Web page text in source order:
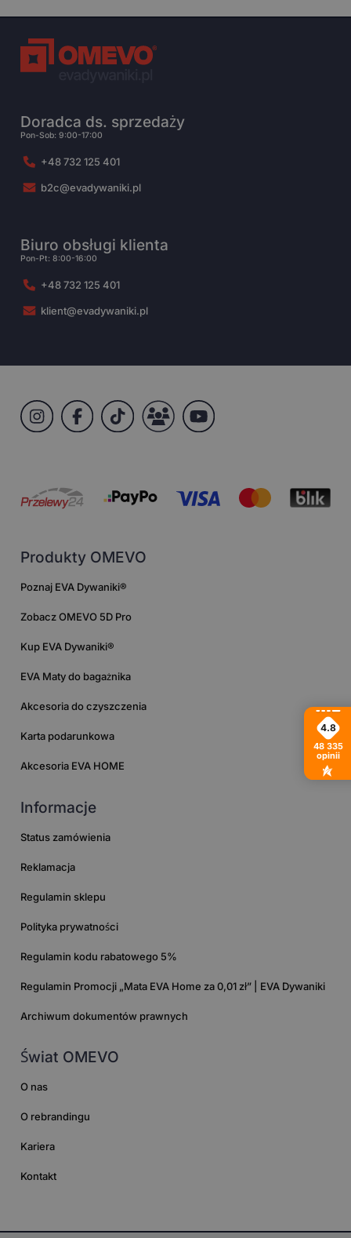
Doradca ds. sprzedaży
Pon-Sob: 9:00-17:00
+48 732 125 401
b2c@evadywaniki.pl
Biuro obsługi klienta
Pon-Pt: 8:00-16:00
+48 732 125 401
klient@evadywaniki.pl
Produkty OMEVO
Poznaj EVA Dywaniki®
Zobacz OMEVO 5D Pro
Kup EVA Dywaniki®
EVA Maty do bagażnika
Akcesoria do czyszczenia
Karta podarunkowa
Akcesoria EVA HOME
Informacje
Status zamówienia
Reklamacja
Regulamin sklepu
Polityka prywatności
Regulamin kodu rabatowego 5%
Regulamin Promocji „Mata EVA Home za 0,01 zł” | EVA Dywaniki
Archiwum dokumentów prawnych
Świat OMEVO
O nas
O rebrandingu
Kariera
Kontakt
4.8
48 335
opinii